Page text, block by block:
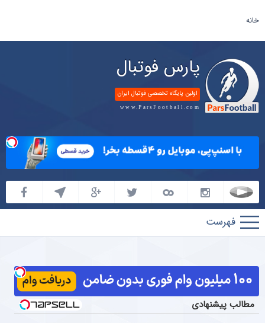
خانه
پارس فوتبال
اولین پایگاه تخصصی فوتبال ایران
www.ParsFootball.com
پارس
فوتبال
مطالب پیشنهادی